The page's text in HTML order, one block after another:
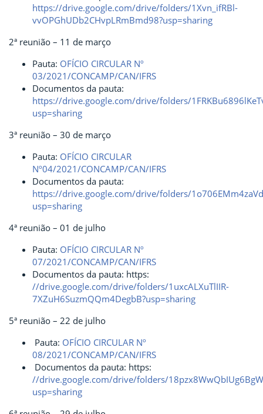
https://drive.google.com/drive/folders/1Xvn_ifRBl-
vvOPGhUDb2CHvpLRmBmd98?usp=sharing
2ª reunião – 11 de março
Pauta: OFÍCIO CIRCULAR Nº
03/2021/CONCAMP/CAN/IFRS
Documentos da pauta:
https://drive.google.com/drive/folders/
usp=sharing
3ª reunião – 30 de março
Pauta: OFÍCIO CIRCULAR
Nº04/2021/CONCAMP/CAN/IFRS
Documentos da pauta:
https://drive.google.com/drive/folders/
usp=sharing
4ª reunião – 01 de julho
Pauta: OFÍCIO CIRCULAR Nº
07/2021/CONCAMP/CAN/IFRS
Documentos da pauta: https:
//drive.google.com/drive/folders/1uxcALXuTlIIR-
7XZuH6SuzmQQm4DegbB?usp=sharing
5ª reunião – 22 de julho
Pauta: OFÍCIO CIRCULAR Nº
08/2021/CONCAMP/CAN/IFRS
Documentos da pauta: https:
//drive.google.com/drive/folders/
usp=sharing